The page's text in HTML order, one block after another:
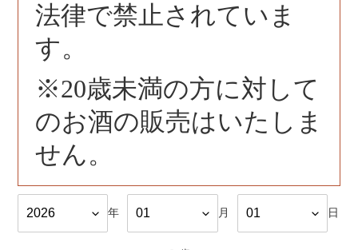
法律で禁止されていま
す。
※20歳未満の方に対して
のお酒の販売はいたしま
せん。
年 月 日